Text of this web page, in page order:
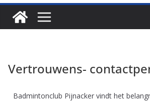
Vertrouwens-
Badmintonclub Pijnacker vindt het